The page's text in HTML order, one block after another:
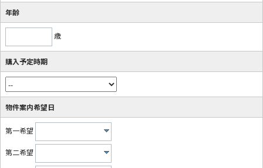
年齢
歳
購入予定時期
物件案内希望日
第一希望
第二希望